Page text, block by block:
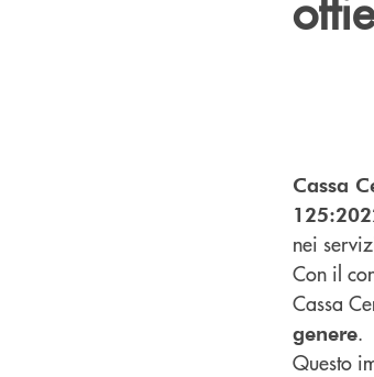
Cassa
nei
Con il
Cassa
genere.
Questo